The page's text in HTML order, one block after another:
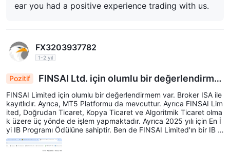
ear you had a positive experience trading with us.
FX3203937782
1-2 yıl
Pozitif
FINSAI Ltd. için olumlu bir değerlendirme
m var.
FINSAI Limited için olumlu bir değerlendirmem var. Broker ISA ile
kayıtlıdır. Ayrıca, MT5 Platformu da mevcuttur. Ayrıca FINSAI Lim
ited, Doğrudan Ticaret, Kopya Ticaret ve Algoritmik Ticaret olma
k üzere üç yönde de işlem yapmaktadır. Ayrıca 2025 yılı için En İ
yi IB Programı Ödülüne sahiptir. Ben de FINSAI Limited'ın bir IB o
rtağıyım. Lisans detayları aşağıda verilmiştir, lütfen web sitenizde
buna göre kontrol edip güncelleyin. Finsai Ltd - Lisans Numarası: